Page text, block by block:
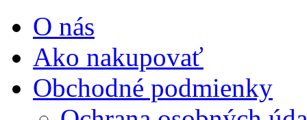
O nás
Ako nakupovať
Obchodné podmienky